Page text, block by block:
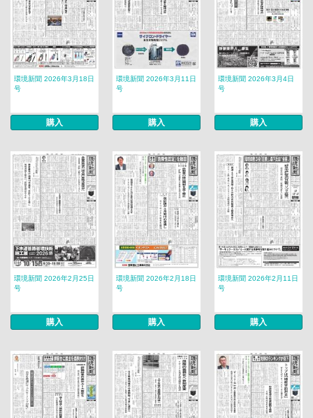
環境新聞 2026年3月18日
号
購入
環境新聞 2026年3月11日
号
購入
環境新聞 2026年3月4日
号
購入
環境新聞 2026年2月25日
号
購入
環境新聞 2026年2月18日
号
購入
環境新聞 2026年2月11日
号
購入